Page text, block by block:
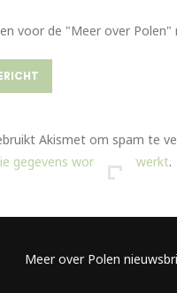
voor de "Meer over Polen"
Akismet om spam te
gegevens worden verwerkt.
Meer over Polen